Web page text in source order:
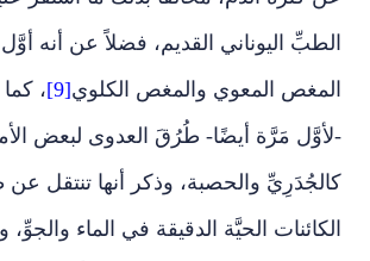
الطبِّ اليوناني القديم، فضلاً عن أنه
المغص المعوي والمغص الكلوي[9]
،
-لأوَّل مَرَّة أيضًا- طُرُقَ العدوى لبعض
كالجُدَرِيِّ والحصبة، وذكر أنها تنتقل
الكائنات الحيَّة الدقيقة في الماء والجوِّ،